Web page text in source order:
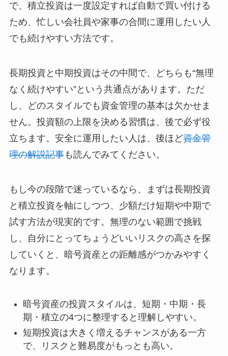
で、積立投資は一度設定すれば自動で買い付ける
ため、忙しい会社員や家事の合間に運用したい人
でも続けやすい方法です。
長期投資と中期投資はその中間で、どちらも“無理
なく続けやすい”という共通点があります。ただ
し、どのスタイルでも資金管理の基本は欠かせま
せん。投資額の上限を決める習慣は、後で必ず役
立ちます。安全に運用したい人は、後ほど資金管
理の解説記事も読んでみてください。
もし今の段階で迷っているなら、まずは長期投資
と積立投資を軸にしつつ、少額だけ短期や中期で
試す方法が現実的です。無理のない範囲で挑戦
し、自分にとってちょうどいいリスクの高さを探
していくと、暗号資産との距離感がつかみやすく
なります。
暗号資産の投資スタイルは、短期・中期・長
期・積立の4つに整理すると理解しやすい。
短期投資は大きく増えるチャンスがある一方
で、リスクと難易度がもっとも高い。